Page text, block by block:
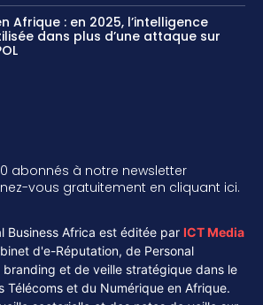
Afrique : en 2025, l’intelligence
dans plus d’une attaque sur
abonnés à notre newsletter
vous gratuitement en cliquant ici.
Business Africa est éditée par ICT Media
d'e-Réputation, de Personal
et de veille stratégique dans le
Télécoms et du Numérique en Afrique.